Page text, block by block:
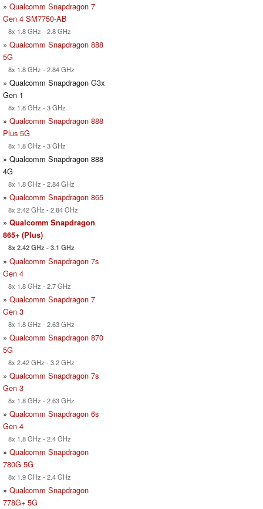
» Qualcomm Snapdragon 7
Gen 4 SM7750-AB
8x 1.8 GHz - 2.8 GHz
» Qualcomm Snapdragon 888
5G
8x 1.8 GHz - 2.84 GHz
» Qualcomm Snapdragon G3x
Gen 1
8x 1.8 GHz - 3 GHz
» Qualcomm Snapdragon 888
Plus 5G
8x 1.8 GHz - 3 GHz
» Qualcomm Snapdragon 888
4G
8x 1.8 GHz - 2.84 GHz
» Qualcomm Snapdragon 865
8x 2.42 GHz - 2.84 GHz
» Qualcomm Snapdragon
865+ (Plus)
8x 2.42 GHz - 3.1 GHz
» Qualcomm Snapdragon 7s
Gen 4
8x 1.8 GHz - 2.7 GHz
» Qualcomm Snapdragon 7
Gen 3
8x 1.8 GHz - 2.63 GHz
» Qualcomm Snapdragon 870
5G
8x 2.42 GHz - 3.2 GHz
» Qualcomm Snapdragon 7s
Gen 3
8x 1.8 GHz - 2.63 GHz
» Qualcomm Snapdragon 6s
Gen 4
8x 1.8 GHz - 2.4 GHz
» Qualcomm Snapdragon
780G 5G
8x 1.9 GHz - 2.4 GHz
» Qualcomm Snapdragon
778G+ 5G